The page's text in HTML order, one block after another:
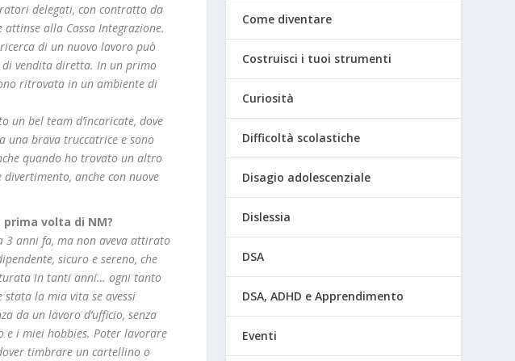
delegati, con contratto da
attinse alla Cassa Integrazione.
di un nuovo lavoro può
vendita diretta. In un primo
ritrovata in un ambiente di
un bel team d’incaricate, dove
brava truccatrice e sono
quando ho trovato un altro
anche con nuove
volta di NM?
3 anni fa, ma non aveva attirato
sicuro e sereno, che
in tanti anni… ogni tanto
la mia vita se avessi
da un lavoro d’ufficio, senza
e i miei hobbies. Poter lavorare
timbrare un cartellino o
Come diventare
Costruisci i tuoi strumenti
Curiosità
Difficoltà scolastiche
Disagio adolescenziale
Dislessia
DSA
DSA, ADHD e Apprendimento
Eventi